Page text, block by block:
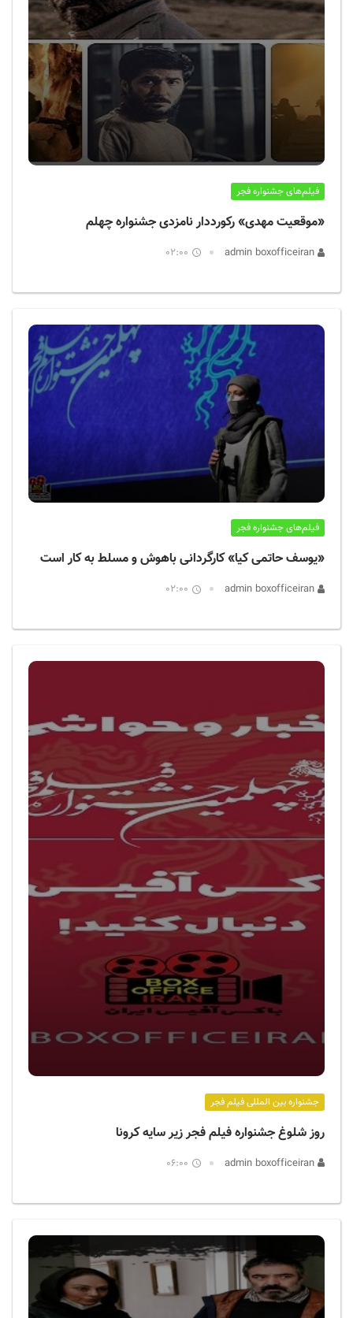
فیلم‌های جشنواره فجر
«موقعیت مهدی» رکورددار نامزدی جشنواره چهلم
02:00
فیلم‌های جشنواره فجر
«یوسف حاتمی کیا» کارگردانی باهوش و مسلط به کار است
02:00
جشنواره بین المللی فیلم فجر
روز شلوغ جشنواره فیلم فجر زیر سایه کرونا
06:00